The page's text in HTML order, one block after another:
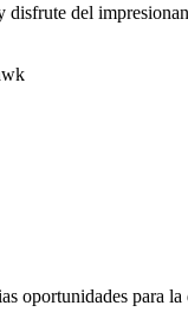
del
oportunidades para